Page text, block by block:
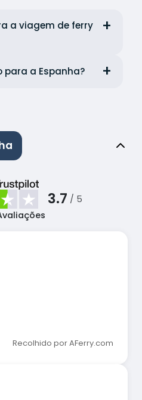
a viagem de ferry
para a Espanha?
3.7 / 5
Recolhido por AFerry.com